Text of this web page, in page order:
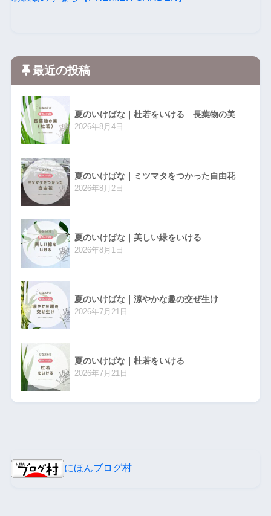
最近の投稿
夏のいけばな｜杜若をいける 長葉物の美
2026年8月4日
夏のいけばな｜ミツマタをつかった自由花
2026年8月2日
夏のいけばな｜美しい緑をいける
2026年8月1日
夏のいけばな｜涼やかな趣の交ぜ生け
2026年7月21日
夏のいけばな｜杜若をいける
2026年7月21日
にほんブログ村